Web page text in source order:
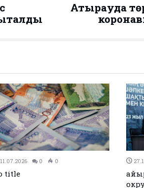
Атырауда
26.12.2023 0
одағы мен Иран келісімге